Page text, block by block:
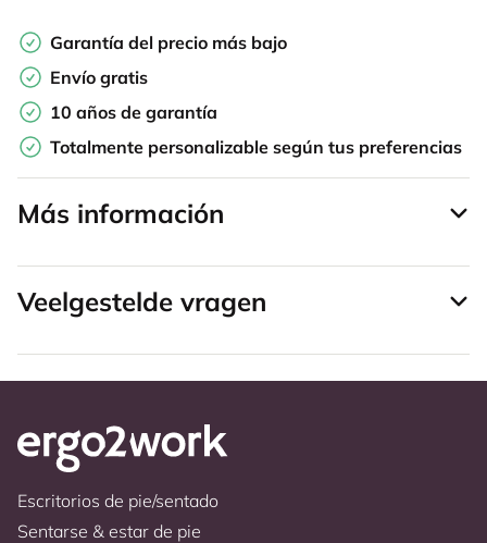
Garantía del precio más bajo
Envío gratis
10 años de garantía
Totalmente personalizable según tus preferencias
Más información
Veelgestelde vragen
Escritorios de pie/sentado
Sentarse & estar de pie